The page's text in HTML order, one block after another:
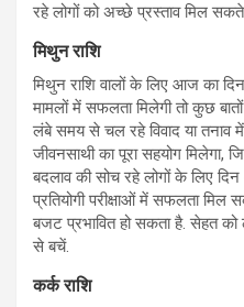
रहे लोगों को अच्छे प्रस्ताव मिल
मिथुन राशि
मिथुन राशि वालों के लिए आज का
मामलों में सफलता मिलेगी तो कुछ
लंबे समय से चल रहे विवाद या तनाव
जीवनसाथी का पूरा सहयोग मिलेगा,
बदलाव की सोच रहे लोगों के लिए दिन
प्रतियोगी परीक्षाओं में सफलता मिल
बजट प्रभावित हो सकता है. सेहत
से बचें.
कर्क राशि